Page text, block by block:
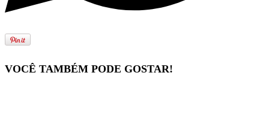
VOCÊ TAMBÉM PODE GOSTAR!